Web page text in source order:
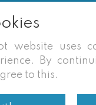
Soms vermelden
eigen site zijn
website uses
By
to this.